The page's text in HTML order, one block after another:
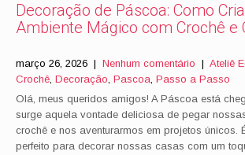
Decoração de Páscoa: Como
Ambiente Mágico com Crochê e
março 26, 2026 | Nenhum comentário | Ateliê
Crochê, Decoração, Pascoa, Passo a Passo
Olá, meus queridos amigos! A Páscoa está
surge aquela vontade deliciosa de pegar
crochê e nos aventurarmos em projetos únicos.
perfeito para decorar nossas casas com um